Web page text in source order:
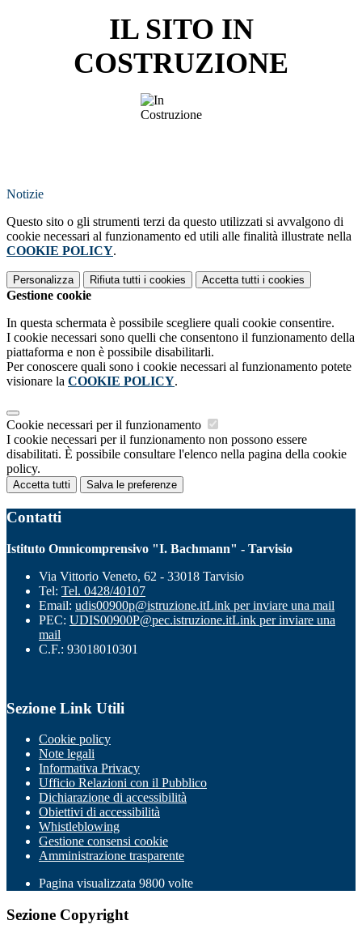
IL SITO IN
COSTRUZIONE
Notizie
Questo sito o gli strumenti terzi da questo utilizzati si avvalgono di
cookie necessari al funzionamento ed utili alle finalità illustrate nella
COOKIE POLICY.
Personalizza Rifiuta tutti i cookies Accetta tutti i cookies
Gestione cookie
In questa schermata è possibile scegliere quali cookie consentire.
I cookie necessari sono quelli che consentono il funzionamento della
piattaforma e non è possibile disabilitarli.
Per conoscere quali sono i cookie necessari al funzionamento potete
visionare la COOKIE POLICY.
Cookie necessari per il funzionamento
I cookie necessari per il funzionamento non possono essere
disabilitati. È possibile consultare l'elenco nella pagina della cookie
policy.
Accetta tutti Salva le preferenze
Contatti
Istituto Omnicomprensivo "I. Bachmann" - Tarvisio
Via Vittorio Veneto, 62 - 33018 Tarvisio
Tel: Tel. 0428/40107
Email: udis00900p@istruzione.itLink per inviare una mail
PEC: UDIS00900P@pec.istruzione.itLink per inviare una
mail
C.F.: 93018010301
Sezione Link Utili
Cookie policy
Note legali
Informativa Privacy
Ufficio Relazioni con il Pubblico
Dichiarazione di accessibilità
Obiettivi di accessibilità
Whistleblowing
Gestione consensi cookie
Amministrazione trasparente
Pagina visualizzata 9800 volte
Sezione Copyright